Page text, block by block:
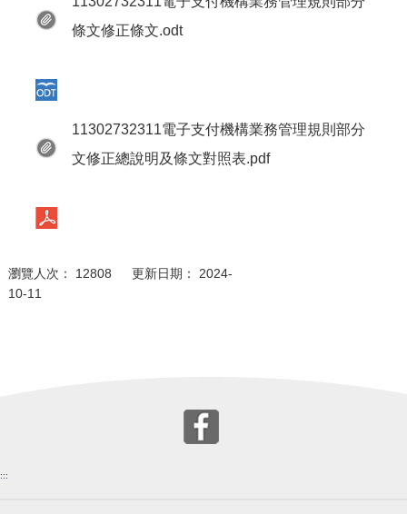
條文修正條文.odt
11302732311電子支付機構業務管理規則部分
文修正總說明及條文對照表.pdf
瀏覽人次： 12808 更新日期： 2024-
10-11
:::